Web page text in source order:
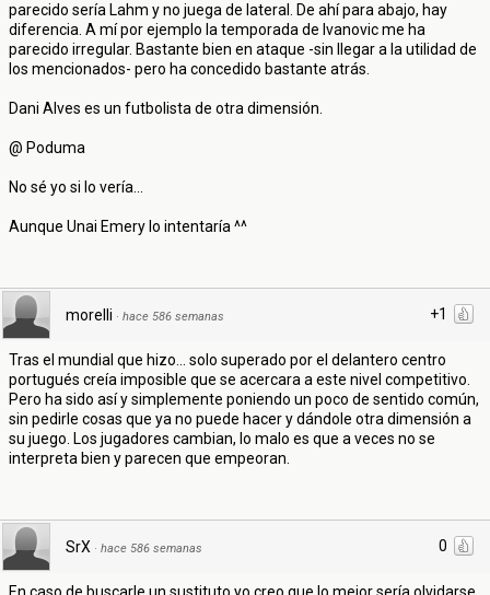
parecido sería Lahm y no juega de lateral. De ahí para abajo, hay
diferencia. A mí por ejemplo la temporada de Ivanovic me ha
parecido irregular. Bastante bien en ataque -sin llegar a la utilidad de
los mencionados- pero ha concedido bastante atrás.
Dani Alves es un futbolista de otra dimensión.
@ Poduma
No sé yo si lo vería...
Aunque Unai Emery lo intentaría ^^
+1
morelli · hace 586 semanas
Tras el mundial que hizo... solo superado por el delantero centro
portugués creía imposible que se acercara a este nivel competitivo.
Pero ha sido así y simplemente poniendo un poco de sentido común,
sin pedirle cosas que ya no puede hacer y dándole otra dimensión a
su juego. Los jugadores cambian, lo malo es que a veces no se
interpreta bien y parecen que empeoran.
0
SrX · hace 586 semanas